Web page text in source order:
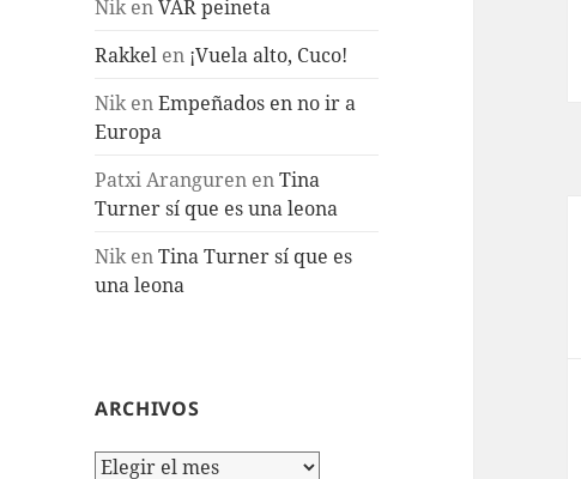
NikenVAR peineta
Rakkel en ¡Vuela alto, Cuco!
NikenEmpeñados en no ir a
Europa
Patxi Aranguren enTina
Turner sí que es una leona
NikenTina Turner sí que es
una leona
ARCHIVOS
Archivos